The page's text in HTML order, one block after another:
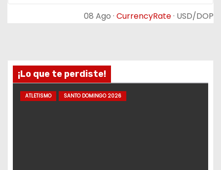
08 Ago · CurrencyRate· USD/DOP
¡Lo que te perdiste!
ATLETISMO SANTO DOMINGO 2026